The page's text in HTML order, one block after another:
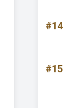
#14
#15